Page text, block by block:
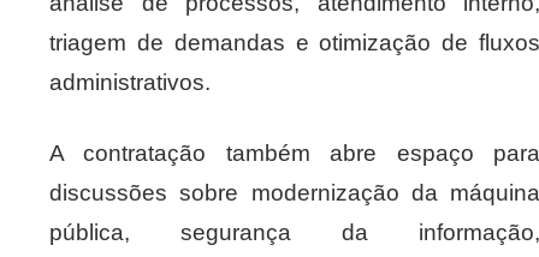
triagem de demandas e otimização de fluxos
administrativos.
A contratação também abre espaço para
discussões sobre modernização da máquina
pública, segurança da informação,